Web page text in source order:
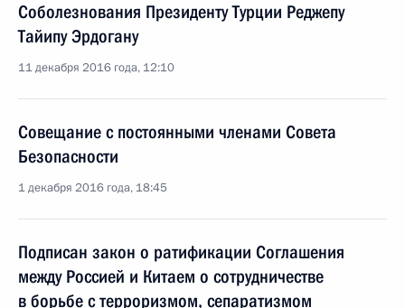
Соболезнования Президенту Турции Реджепу
Тайипу Эрдогану
11 декабря 2016 года, 12:10
Совещание с постоянными членами Совета
Безопасности
1 декабря 2016 года, 18:45
Подписан закон о ратификации Соглашения
между Россией и Китаем о сотрудничестве
в борьбе с терроризмом, сепаратизмом